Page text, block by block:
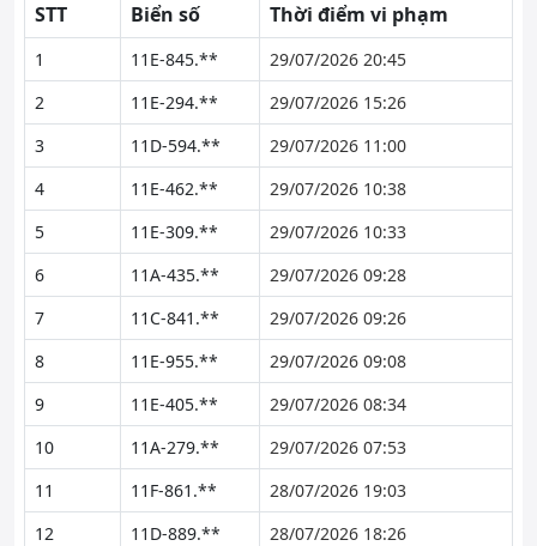
STT Biển số Thời điểm vi phạm
1 11E-845.**
29/07/2026 20:45
2
11E-294.**
29/07/2026 15:26
3
11D-594.**
29/07/2026 11:00
4
11E-462.**
29/07/2026 10:38
5
11E-309.**
29/07/2026 10:33
6
11A-435.**
29/07/2026 09:28
7
11C-841.**
29/07/2026 09:26
8
11E-955.**
29/07/2026 09:08
9
11E-405.**
29/07/2026 08:34
10
11A-279.**
29/07/2026 07:53
11
11F-861.**
28/07/2026 19:03
12
11D-889.**
28/07/2026 18:26